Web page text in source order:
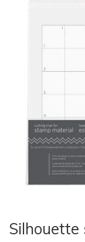
Silhouette